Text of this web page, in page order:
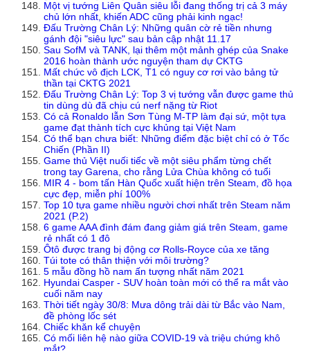
Một vị tướng Liên Quân siêu lỗi đang thống trị cả 3 máy
chủ lớn nhất, khiến ADC cũng phải kinh ngạc!
Đấu Trường Chân Lý: Những quân cờ rẻ tiền nhưng
gánh đội "siêu lực" sau bản cập nhật 11.17
Sau SofM và TANK, lại thêm một mảnh ghép của Snake
2016 hoàn thành ước nguyện tham dự CKTG
Mất chức vô địch LCK, T1 có nguy cơ rơi vào bảng tử
thần tại CKTG 2021
Đấu Trường Chân Lý: Top 3 vị tướng vẫn được game thủ
tin dùng dù đã chịu cú nerf nặng từ Riot
Có cả Ronaldo lẫn Sơn Tùng M-TP làm đại sứ, một tựa
game đạt thành tích cực khủng tại Việt Nam
Có thể bạn chưa biết: Những điểm đặc biệt chỉ có ở Tốc
Chiến (Phần II)
Game thủ Việt nuối tiếc về một siêu phẩm từng chết
trong tay Garena, cho rằng Lửa Chùa không có tuổi
MIR 4 - bom tấn Hàn Quốc xuất hiện trên Steam, đồ họa
cực đẹp, miễn phí 100%
Top 10 tựa game nhiều người chơi nhất trên Steam năm
2021 (P.2)
6 game AAA đình đám đang giảm giá trên Steam, game
rẻ nhất có 1 đô
Ôtô được trang bị động cơ Rolls-Royce của xe tăng
Túi tote có thân thiện với môi trường?
5 mẫu đồng hồ nam ấn tượng nhất năm 2021
Hyundai Casper - SUV hoàn toàn mới có thể ra mắt vào
cuối năm nay
Thời tiết ngày 30/8: Mưa dông trải dài từ Bắc vào Nam,
đề phòng lốc sét
Chiếc khăn kể chuyện
Có mối liên hệ nào giữa COVID-19 và triệu chứng khô